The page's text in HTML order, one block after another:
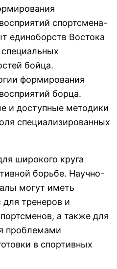
спортсмена-
единоборств Востока
бойца.
формирования
борца.
и доступные методики
специализированных
широкого круга
борьбе. Научно-
могут иметь
для тренеров и
а также для
проблемами
в спортивных